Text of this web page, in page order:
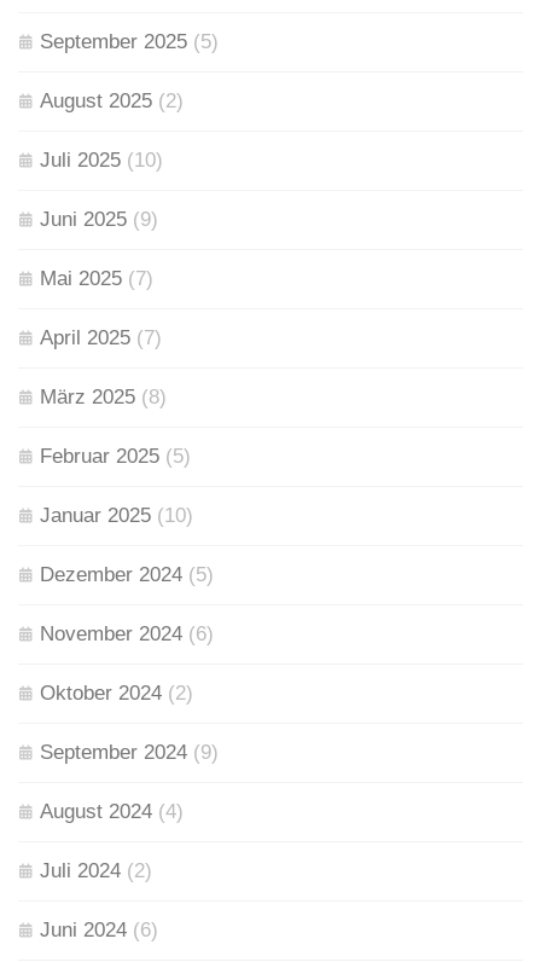
September 2025 (5)
August 2025 (2)
Juli 2025 (10)
Juni 2025 (9)
Mai 2025 (7)
April 2025 (7)
März 2025 (8)
Februar 2025 (5)
Januar 2025 (10)
Dezember 2024 (5)
November 2024 (6)
Oktober 2024 (2)
September 2024 (9)
August 2024 (4)
Juli 2024 (2)
Juni 2024 (6)